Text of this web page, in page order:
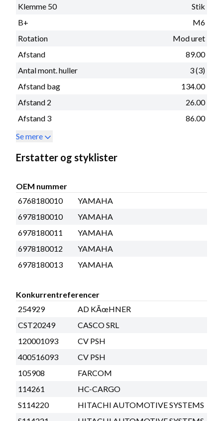
Klemme 50
Stik
B+
M6
Rotation
Mod uret
Afstand
89.00
Antal mont. huller
3 (3)
Afstand bag
134.00
Afstand 2
26.00
Afstand 3
86.00
Se mere
Erstatter og styklister
OEM nummer
6768180010
YAMAHA
6978180010
YAMAHA
6978180011
YAMAHA
6978180012
YAMAHA
6978180013
YAMAHA
Konkurrentreferencer
254929
AD KÃœHNER
CST20249
CASCO SRL
120001093
CV PSH
400516093
CV PSH
105908
FARCOM
114261
HC-CARGO
S114220
HITACHI AUTOMOTIVE SYSTEMS